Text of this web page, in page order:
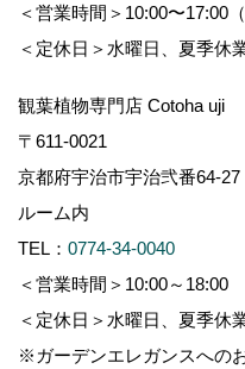
＜営業時間＞10:00〜17:00
＜定休日＞水曜日、夏季休
観葉植物専門店 Cotoha uji
〒611-0021
京都府宇治市宇治弐番64-
ルーム内
TEL： 0774-34-0040
＜営業時間＞10:00～18:00
＜定休日＞水曜日、夏季休
※ガーデンエレガンスへの